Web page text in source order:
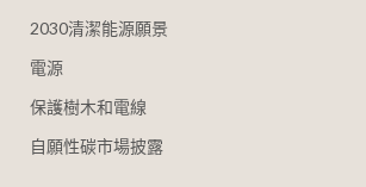
2030清潔能源願景
電源
保護樹木和電線
自願性碳市場披露